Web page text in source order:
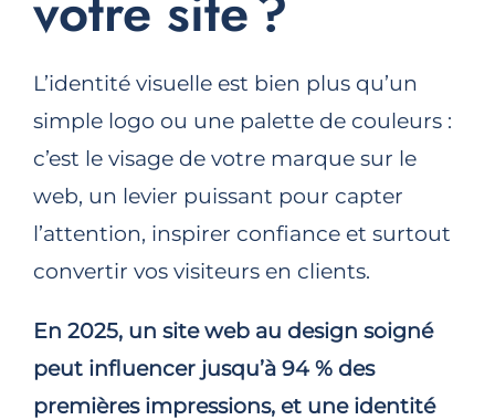
L’identité visuelle est bien plus qu’un
simple logo ou une palette de couleurs :
c’est le visage de votre marque sur le
web, un levier puissant pour capter
l’attention, inspirer confiance et surtout
convertir vos visiteurs en clients.
En 2025, un site web au design soigné
peut influencer jusqu’à 94 % des
premières impressions, et une identité